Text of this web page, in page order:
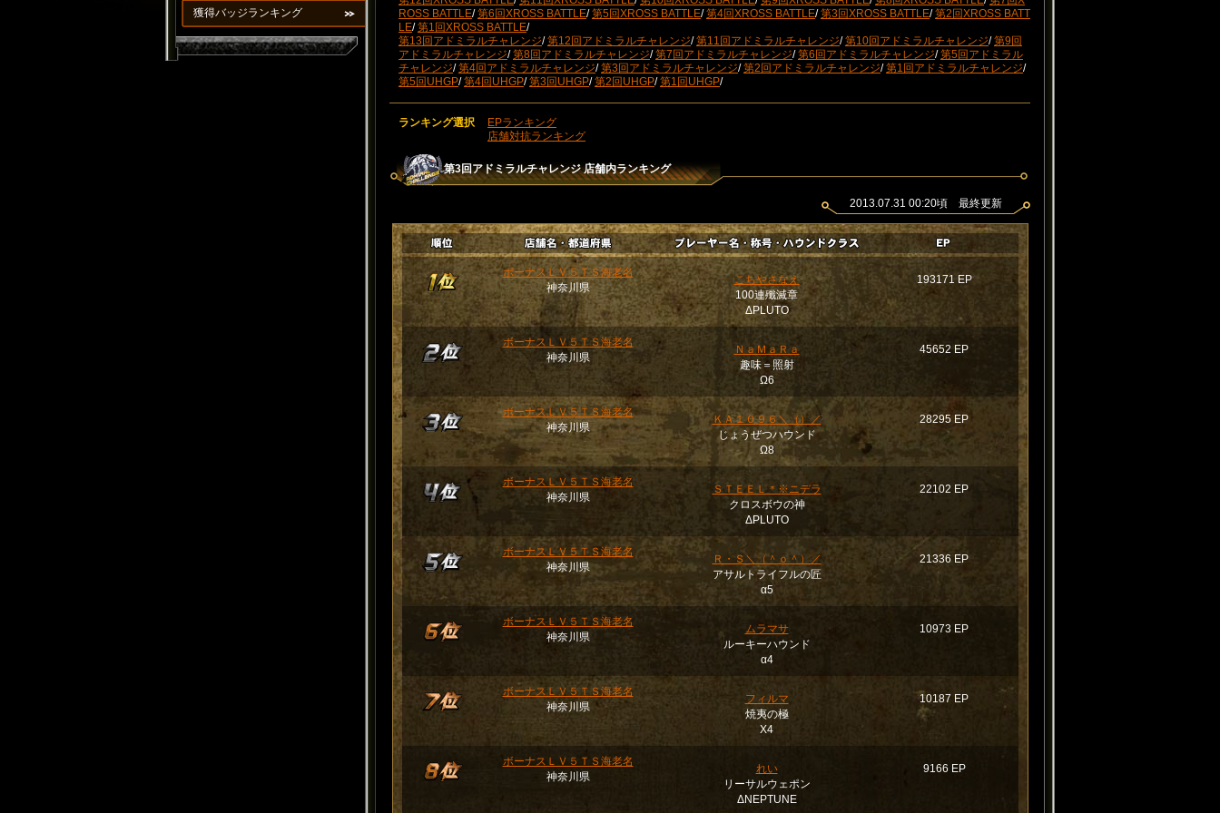
獲得バッジランキング
ROSS BATTLE/第6回XROSS BATTLE/第5回XROSS BATTLE/第4回XROSS BATTLE/第3回XROSS BATTLE/第2回XROSS BATT
LE/第1回XROSS BATTLE/
第13回アドミラルチャレンジ/第12回アドミラルチャレンジ/第11回アドミラルチャレンジ/第10回アドミラルチャレンジ/第9回
アドミラルチャレンジ/第8回アドミラルチャレンジ/第7回アドミラルチャレンジ/第6回アドミラルチャレンジ/第5回アドミラル
チャレンジ/第4回アドミラルチャレンジ/第3回アドミラルチャレンジ/第2回アドミラルチャレンジ/第1回アドミラルチャレンジ/
第5回UHGP/第4回UHGP/第3回UHGP/第2回UHGP/第1回UHGP/
ランキング選択
EPランキング
店舗対抗ランキング
第3回アドミラルチャレンジ店舗内ランキング
2013.07.31 00:20頃 最終更新
ボーナスＬＶ５ＴＳ海老名
神奈川県
こちやさなえ
100連殲滅章
ΔPLUTO
193171 EP
ボーナスＬＶ５ＴＳ海老名
神奈川県
ＮａＭａＲａ
趣味＝照射
Ω6
45652 EP
ボーナスＬＶ５ＴＳ海老名
神奈川県
ＫＡ１０９６＼（）／
じょうぜつハウンド
Ω8
28295 EP
ボーナスＬＶ５ＴＳ海老名
神奈川県
ＳＴＥＥＬ＊※ニデラ
クロスボウの神
ΔPLUTO
22102 EP
ボーナスＬＶ５ＴＳ海老名
神奈川県
Ｒ・Ｓ＼（＾ｏ＾）／
アサルトライフルの匠
α5
21336 EP
ボーナスＬＶ５ＴＳ海老名
神奈川県
ムラマサ
ルーキーハウンド
α4
10973 EP
ボーナスＬＶ５ＴＳ海老名
神奈川県
フィルマ
焼夷の極
Χ4
10187 EP
ボーナスＬＶ５ＴＳ海老名
神奈川県
れい
リーサルウェポン
ΔNEPTUNE
9166 EP